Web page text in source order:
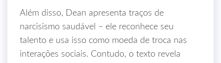
Além disso, Dean apresenta traços de
narcisismo saudável – ele reconhece seu
talento e usa isso como moeda de troca nas
interações sociais. Contudo, o texto revela